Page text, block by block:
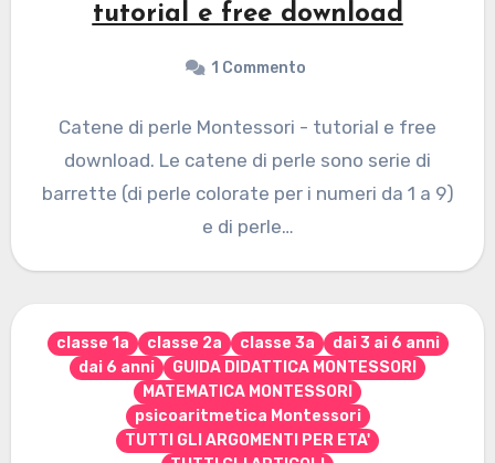
tutorial e free download
1 Commento
Catene di perle Montessori - tutorial e free
download. Le catene di perle sono serie di
barrette (di perle colorate per i numeri da 1 a 9)
e di perle…
classe 1a classe 2a classe 3a
dai 3 ai 6 anni
dai 6 anni
GUIDA DIDATTICA MONTESSORI
MATEMATICA MONTESSORI
psicoaritmetica Montessori
TUTTI GLI ARGOMENTI PER ETA'